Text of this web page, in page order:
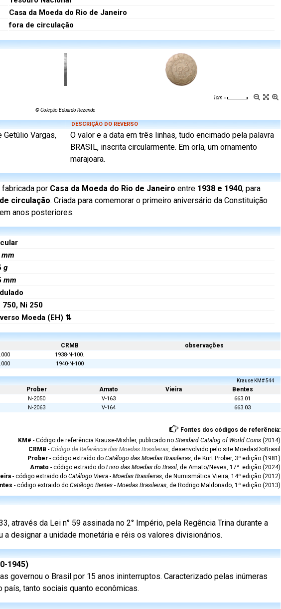
Casa da Moeda do Rio de Janeiro
fora de circulação
1cm =
© Coleção Eduardo Rezende
Getúlio Vargas,
DESCRIÇÃO DO REVERSO
O valor e a data em três linhas, tudo encimado pela palavra
BRASIL, inscrita circularmente. Em orla, um ornamento
marajoara.
fabricada por Casa da Moeda do Rio de Janeiro entre 1938 e 1940, para
circulação. Criada para comemorar o primeiro aniversário da Constituição
anos posteriores.
mm
g
mm
750, Ni 250
Moeda (EH) ⇅
CRMB observações
1938-N-100.
1940-N-100
Krause KM# 544
Prober Amato Vieira Bentes
N-2050 V-163
663.01
N-2063 V-164 663.03
Fontes dos códigos de referência:
KM# - Código de referência Krause-Mishler, publicado no Standard Catalog of World Coins (2014)
CRMB - Código de Referência das Moedas Brasileiras, desenvolvido pelo site MoedasDoBrasil
Prober - código extraído do Catálogo das Moedas Brasileiras, de Kurt Prober, 3ª edição (1981)
Amato - código extraido do Livro das Moedas do Brasil, de Amato/Neves, 17ª. edição (2024)
- código extraido do Catálogo Vieira - Moedas Brasileiras, de Numismática Vieira, 14ª edição (2012)
- código extraido do Catálogo Bentes - Moedas Brasileiras, de Rodrigo Maldonado, 1ª edição (2013)
através da Lei n° 59 assinada no 2° Império, pela Regência Trina durante a
designar a unidade monetária e réis os valores divisionários.
1945)
governou o Brasil por 15 anos ininterruptos. Caracterizado pelas inúmeras
tanto sociais quanto econômicas.